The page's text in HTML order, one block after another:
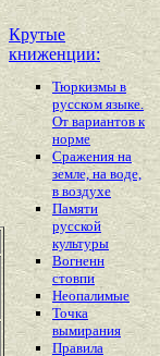
Крутые
книженции:
Тюркизмы в
русском языке.
От вариантов к
норме
Сражения на
земле, на воде,
в воздухе
Памяти
русской
культуры
Вогненн
стовпи
Неопалимые
Точка
вымирания
Правила